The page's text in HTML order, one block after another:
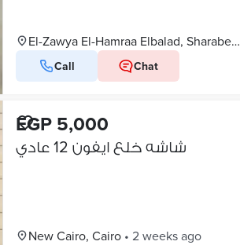
El-Zawya El-Hamraa Elbalad, Sharabe…
Call Chat
EGP 5,000
شاشه خلع ايفون 12 عادي
New Cairo, Cairo • 2 weeks ago